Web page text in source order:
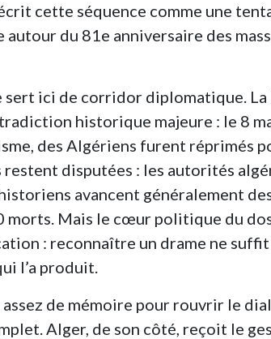
cette séquence comme une
autour du 81e anniversaire des
sert ici de corridor diplomatique.
historique majeure : le 8
des Algériens furent réprimés
disputées : les autorités
avancent généralement
morts. Mais le cœur politique du
: reconnaître un drame ne suffit
l’a produit.
de mémoire pour rouvrir le
Alger, de son côté, reçoit le